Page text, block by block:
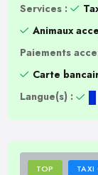
Services :
Animaux
Paiements
Carte
Langue(s) :
TOP